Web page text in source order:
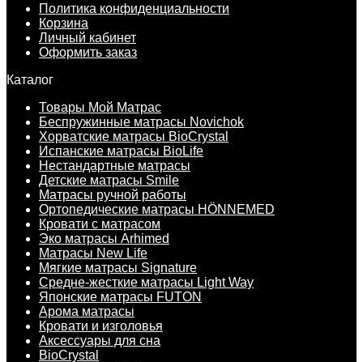
Политика конфиденциальности
Корзина
Личный кабинет
Оформить заказ
Каталог
Товары Мой Матрас
Беспружинные матрасы Novichok
Хорватские матрасы BioCrystal
Испанские матрасы BioLife
Нестандартные матрасы
Детские матрасы Smile
Матрасы ручной работы
Ортопедические матрасы HÖNNEMED
Кровати с матрасом
Эко матрасы Arhimed
Матрасы New Life
Мягкие матрасы Signature
Средне-жесткие матрасы Light Way
Японские матрасы FUTON
Арома матрасы
Кровати и изголовья
Аксессуары для сна
BioCrystal